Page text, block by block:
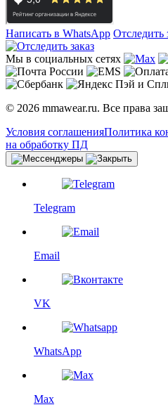
Написать в WhatsApp Отследить
Мы в социальных сетях
© 2026 mmawear.ru. Все права
Условия соглашенияПолитика
на обработку ПД
Telegram
Email
VK
WhatsApp
Max